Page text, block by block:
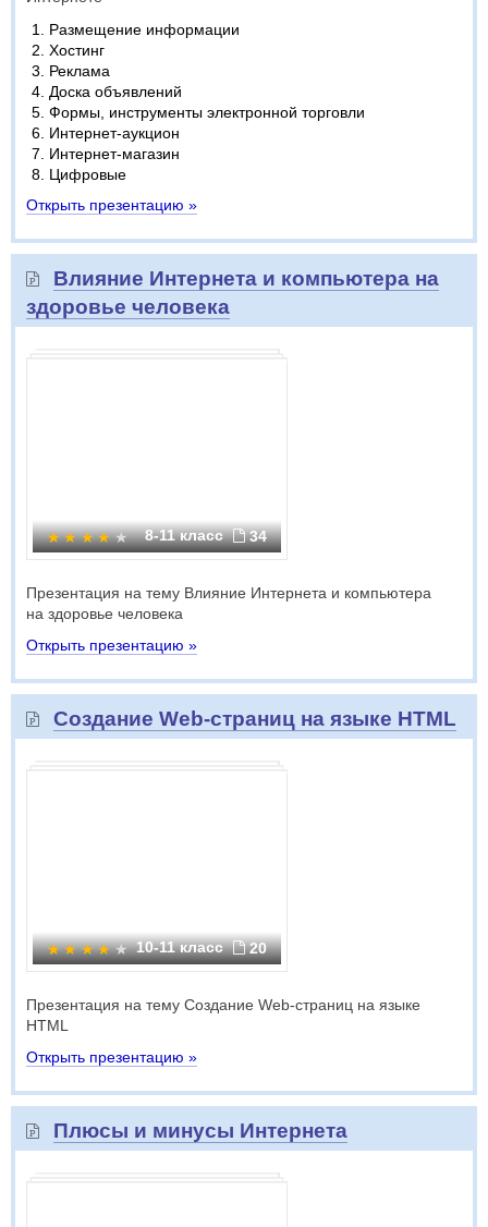
Размещение информации
Хостинг
Реклама
Доска объявлений
Формы, инструменты электронной торговли
Интернет-аукцион
Интернет-магазин
Цифровые
Открыть презентацию »
Влияние Интернета и компьютера на
здоровье человека
8-11 класс 34
Презентация на тему Влияние Интернета и компьютера
на здоровье человека
Открыть презентацию »
Создание Web-страниц на языке HTML
10-11 класс 20
Презентация на тему Создание Web-страниц на языке
HTML
Открыть презентацию »
Плюсы и минусы Интернета